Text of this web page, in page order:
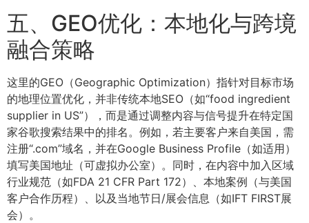
五、GEO优化：本地化与跨境
融合策略
这里的GEO（Geographic Optimization）指针对目标市场
的地理位置优化，并非传统本地SEO（如“food ingredient
supplier in US”），而是通过调整内容与信号提升在特定国
家谷歌搜索结果中的排名。例如，若主要客户来自美国，需
注册“.com”域名，并在Google Business Profile（如适用）
填写美国地址（可虚拟办公室）。同时，在内容中加入区域
行业规范（如FDA 21 CFR Part 172）、本地案例（与美国
客户合作历程）、以及当地节日/展会信息（如IFT FIRST展
会）。